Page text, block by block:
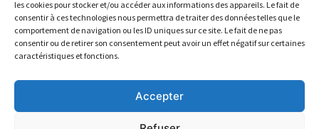
les cookies pour stocker et/ou accéder aux informations des appareils. Le fait de
consentir à ces technologies nous permettra de traiter des données telles que le
comportement de navigation ou les ID uniques sur ce site. Le fait de ne pas
consentir ou de retirer son consentement peut avoir un effet négatif sur certaines
caractéristiques et fonctions.
Accepter
Saisissez votre adresse e-mail…
Abonnez-vous